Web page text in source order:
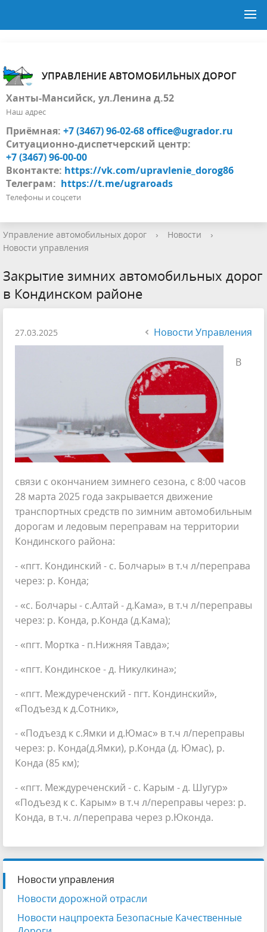
УПРАВЛЕНИЕ АВТОМОБИЛЬНЫХ ДОРОГ
Ханты-Мансийск, ул.Ленина д.52
Наш адрес
Приёмная: +7 (3467) 96-02-68office@ugrador.ru
Ситуационно-диспетчерский центр:
+7 (3467) 96-00-00
Вконтакте: https://vk.com/upravlenie_dorog86
Телеграм: https://t.me/ugraroads
Телефоны и соцсети
Управление автомобильных дорог › Новости
›
Новости управления
Закрытие зимних автомобильных дорог
в Кондинском районе
27.03.2025 Новости Управления
В
связи с окончанием зимнего сезона, с 8:00 часов
28 марта 2025 года закрывается движение
транспортных средств по зимним автомобильным
дорогам и ледовым переправам на территории
Кондинского района:
- «пгт. Кондинский - с. Болчары» в т.ч л/переправа
через: р. Конда;
- «с. Болчары - с.Алтай - д.Кама», в т.ч л/переправы
через: р. Конда, р.Конда (д.Кама);
- «пгт. Мортка - п.Нижняя Тавда»;
- «пгт. Кондинское - д. Никулкина»;
- «пгт. Междуреченский - пгт. Кондинский»,
«Подъезд к д.Сотник»,
- «Подъезд к с.Ямки и д.Юмас» в т.ч л/переправы
через: р. Конда(д.Ямки), р.Конда (д. Юмас), р.
Конда (85 км);
- «пгт. Междуреченский - с. Карым - д. Шугур»
«Подъезд к с. Карым» в т.ч л/переправы через: р.
Конда, в т.ч. л/переправа через р.Юконда.
Новости управления
Новости дорожной отрасли
Новости нацпроекта Безопасные Качественные